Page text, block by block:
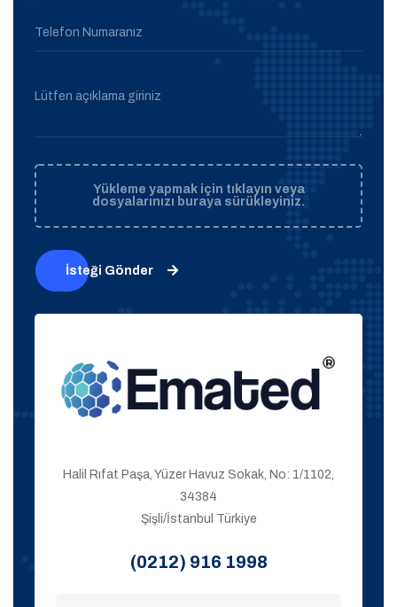
Telefon Numaranız
Lütfen açıklama giriniz
Yükleme yapmak için tıklayın veya
dosyalarınızı buraya sürükleyiniz.
İsteği Gönder
Halil Rıfat Paşa, Yüzer Havuz Sokak, No: 1/1102,
34384
Şişli/İstanbul Türkiye
(0212) 916 1998